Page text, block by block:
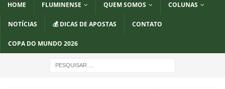
HOME FLUMINENSE QUEM SOMOS COLUNAS
NOTÍCIAS 💰 DICAS DE APOSTAS CONTATO
COPA DO MUNDO 2026